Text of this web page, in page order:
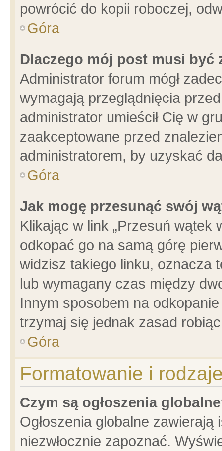
powrócić do kopii roboczej,
Góra
Dlaczego mój post musi być
Administrator forum mógł
wymagają przeglądnięcia
administrator umieścił Cię w
zaakceptowane przed
administratorem, by uzyskać
Góra
Jak mogę przesunąć swój
Klikając w link „Przesuń wątek
odkopać go na samą górę
widzisz takiego linku, oznacza
lub wymagany czas między
Innym sposobem na
trzymaj się jednak zasad
Góra
Formatowanie i
Czym są ogłoszenia
Ogłoszenia globalne
niezwłocznie zapoznać.